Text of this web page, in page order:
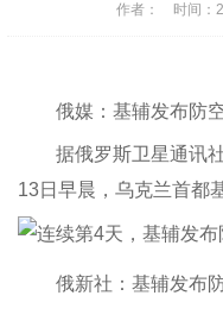
作者： 时间：
俄媒：基辅发布防
据俄罗斯卫星通讯社
13日早晨，乌克兰首都
俄新社：基辅发布